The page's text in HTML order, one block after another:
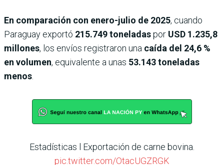
En comparación con enero-julio de 2025, cuando
Paraguay exportó 215.749 toneladaspor USD 1.235,8
millones, los envíos registraron una caída del 24,6 %
en volumen, equivalente a unas 53.143 toneladas
menos.
Estadísticas l Exportación de carne bovina.
pic.twitter.com/OtacUGZRGK